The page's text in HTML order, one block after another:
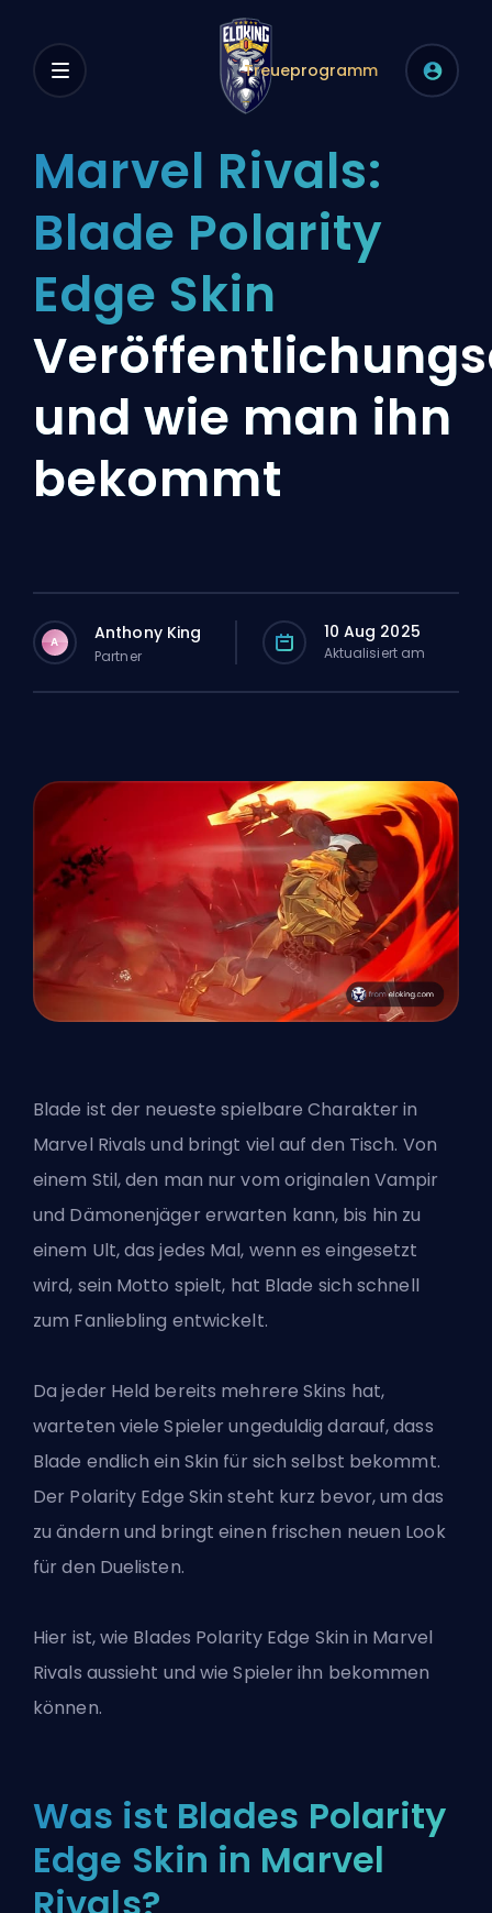
Treueprogramm
Marvel Rivals:
Blade Polarity
Edge Skin
und wie man ihn
bekommt
A Anthony King
Partner
10 Aug 2025
Aktualisiert am
Blade ist der neueste spielbare Charakter in
Marvel Rivals und bringt viel auf den Tisch. Von
einem Stil, den man nur vom originalen Vampir
und Dämonenjäger erwarten kann, bis hin zu
einem Ult, das jedes Mal, wenn es eingesetzt
wird, sein Motto spielt, hat Blade sich schnell
zum Fanliebling entwickelt.
Da jeder Held bereits mehrere Skins hat,
warteten viele Spieler ungeduldig darauf, dass
Blade endlich ein Skin für sich selbst bekommt.
Der Polarity Edge Skin steht kurz bevor, um das
zu ändern und bringt einen frischen neuen Look
für den Duelisten.
Hier ist, wie Blades Polarity Edge Skin in Marvel
Rivals aussieht und wie Spieler ihn bekommen
können.
Was ist Blades Polarity
Edge Skin in Marvel